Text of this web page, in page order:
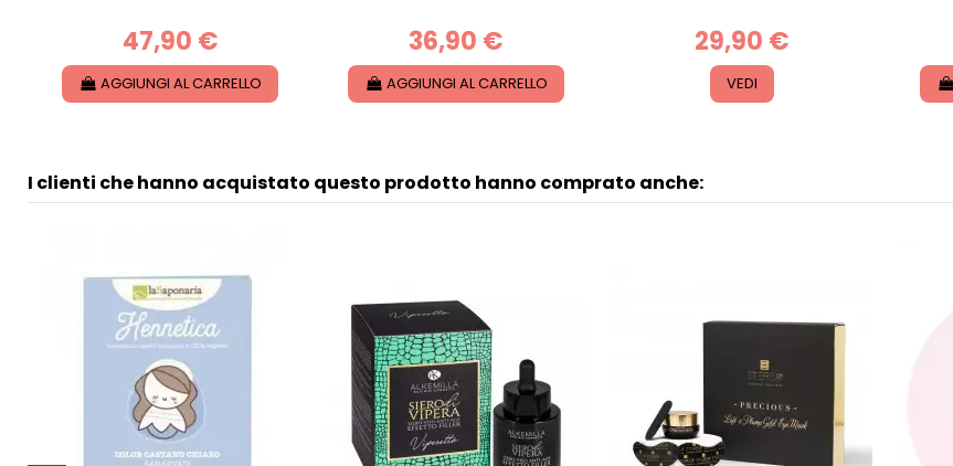
47,90 €
AGGIUNGI AL CARRELLO
36,90 €
AGGIUNGI AL CARRELLO
29,90 €
VEDI
I clienti che hanno acquistato questo prodotto hanno comprato anche: